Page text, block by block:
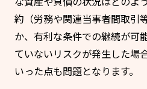
約（労務や関連当事者間取引
か、有利な条件での継続が可
ていないリスクが発生した場
いった点も問題となります。